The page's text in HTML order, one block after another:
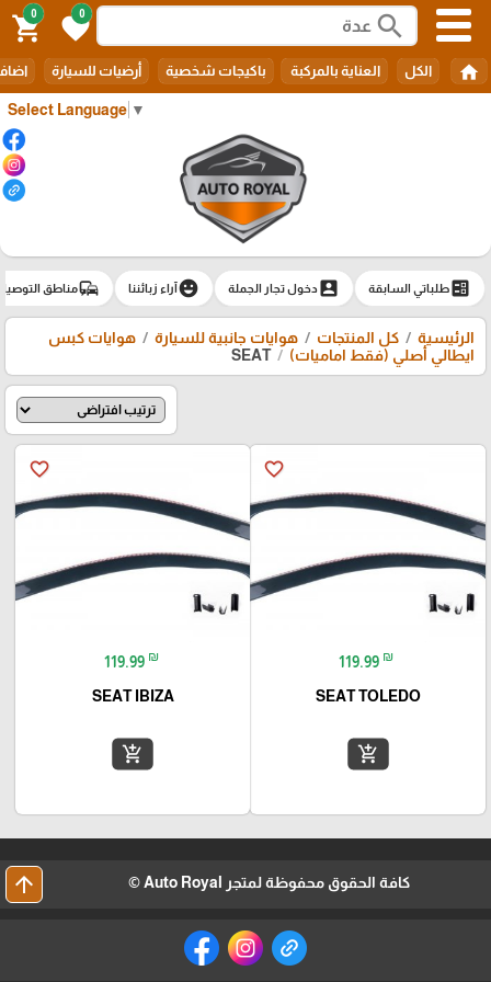
Select Language ▼
search
0
favorite
0
shopping_cart
home الكل العناية بالمركبة باكيجات شخصية أرضيات للسيارة
ballotطلباتي السابقة account_boxدخول تجار الجملة emoji_emotionsآراء زبائننا commuteمناطق
الرئيسية كل المنتجات هوايات جانبية للسيارة
هوايات كبس
ايطالي أصلي (فقط اماميات)
SEAT
favorite_border
119.99 ₪
SEAT TOLEDO
add_shopping_cart
favorite_border
119.99 ₪
SEAT IBIZA
add_shopping_cart
كافة الحقوق محفوظة لمتجر Auto Royal © arrow_upward